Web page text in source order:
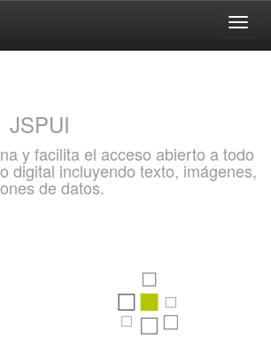
JSPUI
y facilita el acceso abierto a todo
digital incluyendo texto, imágenes,
de datos.